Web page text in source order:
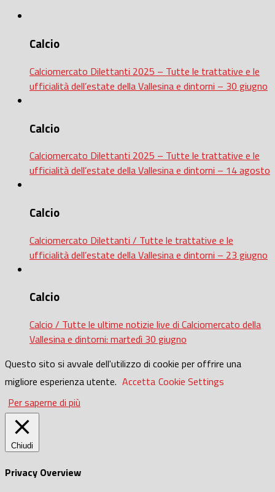
Calcio
Calciomercato Dilettanti 2025 – Tutte le trattative e le
ufficialità dell’estate della Vallesina e dintorni – 30 giugno
Calcio
Calciomercato Dilettanti 2025 – Tutte le trattative e le
ufficialità dell’estate della Vallesina e dintorni – 14 agosto
Calcio
Calciomercato Dilettanti / Tutte le trattative e le
ufficialità dell’estate della Vallesina e dintorni – 23 giugno
Calcio
Calcio / Tutte le ultime notizie live di Calciomercato della
Vallesina e dintorni: martedì 30 giugno
Questo sito si avvale dell'utilizzo di cookie per offrire una
migliore esperienza utente. Accetta Cookie Settings
Per saperne di più
Chiudi
Privacy Overview